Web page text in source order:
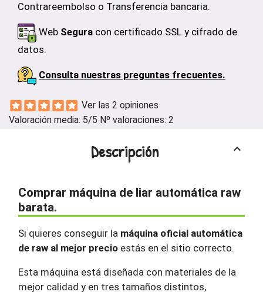
Contrareembolso o Transferencia bancaria.
Web Segura con certificado SSL y cifrado de
datos.
Consulta nuestras preguntas frecuentes.
Ver las 2 opiniones
Valoración media: 5/5 Nº valoraciones: 2
Descripción keyboard_arrow_up
Comprar máquina de liar automática raw
barata.
Si quieres conseguir la máquina oficial automática
de raw al mejor precio estás en el sitio correcto.
Esta máquina está diseñada con materiales de la
mejor calidad y en tres tamaños distintos,